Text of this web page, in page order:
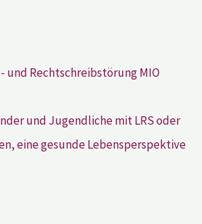
und Jugendliche mit LRS oder
eine gesunde Lebensperspektive